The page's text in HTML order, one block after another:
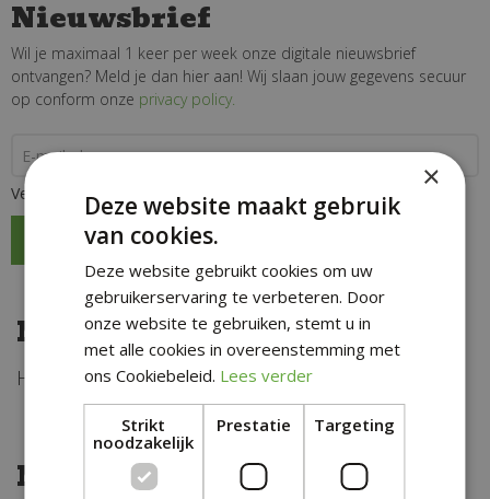
GNieuwsbrief
Wil je maximaal 1 keer per week onze digitale nieuwsbrief
ontvangen? Meld je dan hier aan! Wij slaan jouw gegevens secuur
op conform onze privacy policy.
Velden met* zijn verplicht.
Nieuwsbrief ontvangen
Hier komt het nieuwsbrief formulier
Nieuwsbrief ontvangen
×
Deze website maakt gebruik
van cookies.
Deze website gebruikt cookies om uw
gebruikerservaring te verbeteren. Door
onze website te gebruiken, stemt u in
met alle cookies in overeenstemming met
ons Cookiebeleid. Lees verder
Strikt
noodzakelijk
Prestatie Targeting